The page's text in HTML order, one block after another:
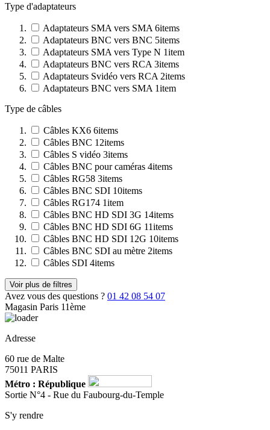
Type d'adaptateurs
Adaptateurs SMA vers SMA 6items
Adaptateurs BNC vers BNC 5items
Adaptateurs SMA vers Type N 1item
Adaptateurs BNC vers RCA 3items
Adaptateurs Svidéo vers RCA 2items
Adaptateurs BNC vers SMA 1item
Type de câbles
Câbles KX6 6items
Câbles BNC 12items
Câbles S vidéo 3items
Câbles BNC pour caméras 4items
Câbles RG58 3items
Câbles BNC SDI 10items
Câbles RG174 1item
Câbles BNC HD SDI 3G 14items
Câbles BNC HD SDI 6G 11items
Câbles BNC HD SDI 12G 10items
Câbles BNC SDI au mètre 2items
Câbles SDI 4items
Voir plus de filtres
Avez vous des questions ? 01 42 08 54 07
Magasin Paris 11ème
Adresse
60 rue de Malte
75011 PARIS
Métro : République
Sortie N°4 - Rue du Faubourg-du-Temple
S'y rendre